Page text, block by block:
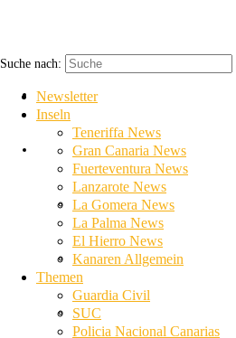
Newsletter
Inseln
Teneriffa News
Gran Canaria News
Fuerteventura News
Suche nach:
Newsletter
Inseln
Teneriffa News
Gran Canaria News
Fuerteventura News
Lanzarote News
La Gomera News
La Palma News
El Hierro News
Kanaren Allgemein
Themen
Guardia Civil
SUC
Policia Nacional Canarias